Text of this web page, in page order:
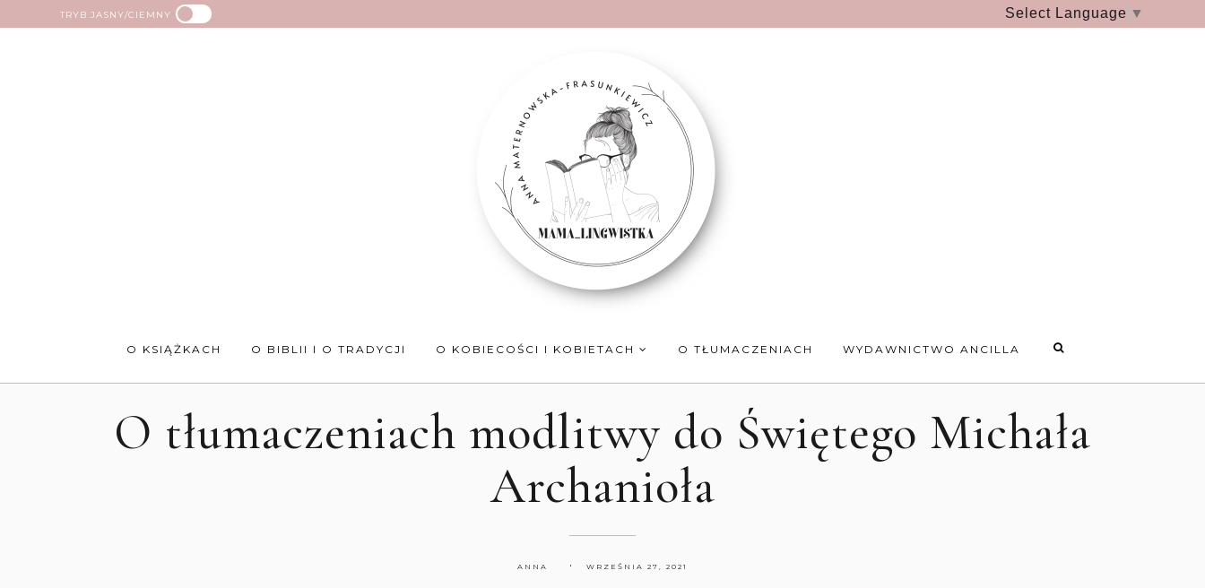
TRYB JASNY/CIEMNY Select Language ▼
O KSIĄŻKACH O BIBLII I O TRADYCJI O KOBIECOŚCI I KOBIETACH O TŁUMACZENIACH WYDAWNICTWO ANCILLA
O tłumaczeniach modlitwy do Świętego Michała
Archanioła
ANNA WRZEŚNIA 27, 2021